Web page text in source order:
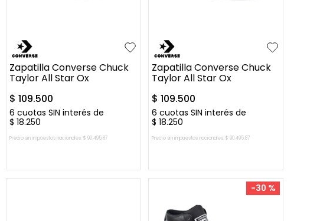
37.5
Zapatilla Converse Chuck
Taylor All Star Ox
$ 109.500
6 cuotas SIN interés de
$ 18.250
Precio sin impuestos nacionales: $ 90.495,87
37.5
Zapatilla Converse Chuck
Taylor All Star Ox
$ 109.500
6 cuotas SIN interés de
$ 18.250
Precio sin impuestos nacionales: $ 90.495,87
-30 %